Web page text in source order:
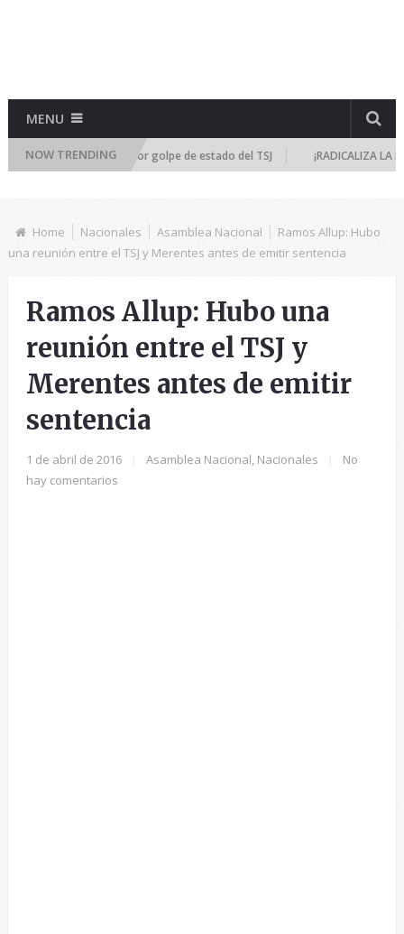
MENU
NOW TRENDING
de emergencia por golpe de estado del TSJ ¡RADICALIZA LA
Home Nacionales Asamblea Nacional
Ramos Allup: Hubo
una reunión entre el TSJ y Merentes antes de emitir sentencia
Ramos Allup: Hubo una
reunión entre el TSJ y
Merentes antes de emitir
sentencia
1 de abril de 2016 Asamblea Nacional, Nacionales
No
hay comentarios